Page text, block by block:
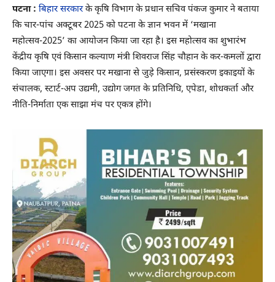
पटना : बिहार सरकारके कृषि विभाग के प्रधान सचिव पंकज कुमार ने बताया
कि चार-पांच अक्टूबर 2025 को पटना के ज्ञान भवन में ‘मखाना
महोत्सव-2025’ का आयोजन किया जा रहा है। इस महोत्सव का शुभारंभ
केंद्रीय कृषि एवं किसान कल्याण मंत्री शिवराज सिंह चौहान के कर-कमलों द्वारा
किया जाएगा। इस अवसर पर मखाना से जुड़े किसान, प्रसंस्करण इकाइयों के
संचालक, स्टार्ट-अप उद्यमी, उद्योग जगत के प्रतिनिधि, एपेडा, शोधकर्ता और
नीति-निर्माता एक साझा मंच पर एकत्र होंगे।